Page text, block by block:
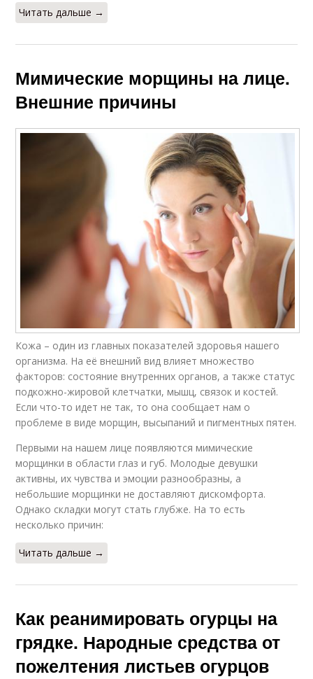
Читать дальше →
Мимические морщины на лице.
Внешние причины
Кожа – один из главных показателей здоровья нашего
организма. На её внешний вид влияет множество
факторов: состояние внутренних органов, а также статус
подкожно-жировой клетчатки, мышц, связок и костей.
Если что-то идет не так, то она сообщает нам о
проблеме в виде морщин, высыпаний и пигментных пятен.
Первыми на нашем лице появляются мимические
морщинки в области глаз и губ. Молодые девушки
активны, их чувства и эмоции разнообразны, а
небольшие морщинки не доставляют дискомфорта.
Однако складки могут стать глубже. На то есть
несколько причин:
Читать дальше →
Как реанимировать огурцы на
грядке. Народные средства от
пожелтения листьев огурцов